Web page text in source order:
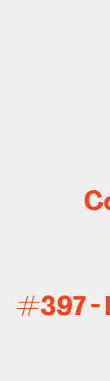
#397 -